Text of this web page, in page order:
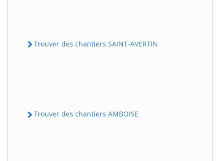
Trouver des chantiers SAINT-AVERTIN
Trouver des chantiers AMBOISE